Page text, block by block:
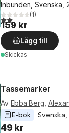
Inbunden, Svenska,
2,0utav 5 stjärnor.
(1)
159 kr
Lägg till
Skickas
Tassemarker
Av Ebba Berg
E-bok
Svenska
49 kr